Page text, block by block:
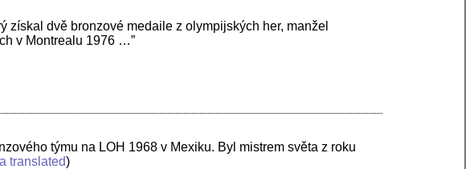
získal dvě bronzové medaile z olympijských her, manžel
v Montrealu 1976 …”
týmu na LOH 1968 v Mexiku. Byl mistrem světa z roku
translated)